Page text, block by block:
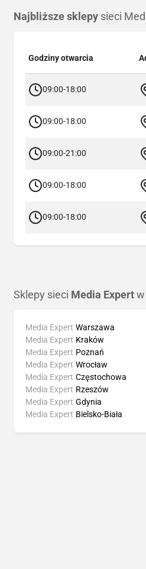
Najbliższe sklepy sieci
Godziny otwarcia
09:00-18:00
09:00-18:00
09:00-21:00
09:00-18:00
09:00-18:00
Sklepy sieci Media Expert
Media Expert Warszawa
Media Expert Kraków
Media Expert Poznań
Media Expert Wrocław
Media Expert Częstochowa
Media Expert Rzeszów
Media Expert Gdynia
Media Expert Bielsko-Biała